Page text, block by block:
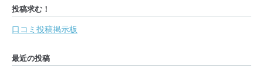
投稿求む！
口コミ投稿掲示板
最近の投稿